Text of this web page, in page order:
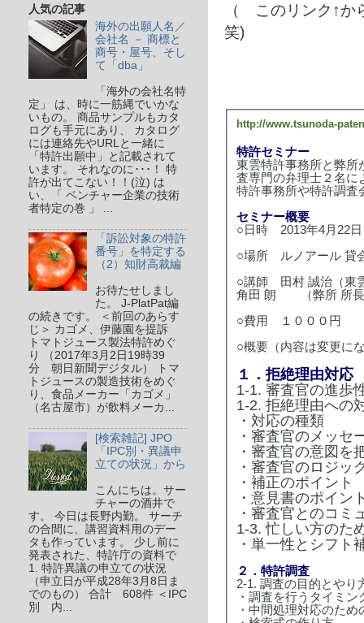
（ このリンク↑か
笑)
http://www.tsunoda-
特許セミナー
東雲特許事務所と弊所
査専門の弁理士２名に
特許事務所や特許調査
セミナー概要
○日時 2013年4月22
○場所 ルノアール 貸
○講師 田村 誠治（東
角田 朗 （弊所 所長
○費用 １０００円
○概要（内容は変更に
１．拒絶理由対応
1-1. 審査官の進歩
1-2. 拒絶理由への
・対応の種類
・審査官のメッセ
・審査官の意図を
・審査官のロジッ
・補正のポイント
・意見書のポイン
・審査官とのコミ
1-3. 忙しい方のた
・単一性とシフト
２．特許調査
2-1. 調査の目的とやり
・調査を行うタイミン
・中間処理対応のため
人気の記事
海外の出願人名／
会社名 － 商標と
商号・屋号、そし
て「dba」
「海外の会社名特
定」 は、時に一筋縄でいかな
いもの。 商品サンプルもカタ
ログも手元にあり、 カタログ
には連絡先やURLと一緒に
「特許出願中」と記載されて
います。 それなのに･･･！ 特
許が出てこない！！(泣) は
い、「 ベンチャー企業の技術
者特定の巻 」 ...
「訴訟対象の特許
番号」を特定する
（2）知財高裁編
お待たせしまし
た。 J-PlatPat編
の続きです。 ＜前回のあらす
じ＞ カゴメ、伊藤園を提訴
トマトジュース製法特許めぐ
り （2017年3月2日19時39
分 朝日新聞デジタル） トマ
トジュースの製造技術をめぐ
り、食品メーカー「カゴメ」
（名古屋市）が飲料メーカ...
[検索雑記] JPO
「IPC別・異議申
立ての状況」から
こんにちは。サー
チャーの酒井で
す。 今日は長野内勤。 サーチ
の合間に、講習資料用のデー
タも作っています。 少し前に
発表された、特許庁の資料で
1. 特許異議の申立ての状況
（申立日が平成28年3月8日ま
でのもの） 合計 608件 ＜IPC
別 内...